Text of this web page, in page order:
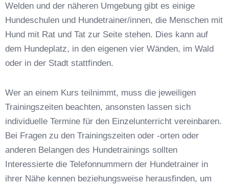
Preisvergleich der Hundeschulen in Welden
Hundeschulen vs. Hundesportvereine in Welden
So findet man den richtigen Hundetrainer in
Welden
Darum lohnt sich der Besuch einer
Welden und der näheren Umgebung gibt es einige
Hundeschulen und Hundetrainer/innen, die Menschen mit
Hund mit Rat und Tat zur Seite stehen. Dies kann auf
dem Hundeplatz, in den eigenen vier Wänden, im Wald
oder in der Stadt stattfinden.
Wer an einem Kurs teilnimmt, muss die jeweiligen
Trainingszeiten beachten, ansonsten lassen sich
individuelle Termine für den Einzelunterricht vereinbaren.
Bei Fragen zu den Trainingszeiten oder -orten oder
anderen Belangen des Hundetrainings sollten
Interessierte die Telefonnummern der Hundetrainer in
ihrer Nähe kennen beziehungsweise herausfinden, um